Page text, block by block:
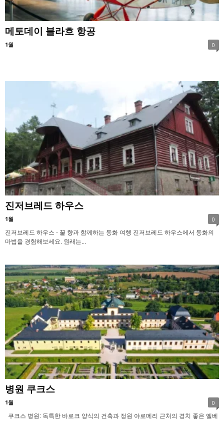
메토데이 블라흐 항공
1월 0
진저브레드 하우스
1월 0
진저브레드 하우스 - 꿀 향과 함께하는 동화 여행 진저브레드 하우스에서 동화의
마법을 경험해보세요. 원래는...
병원 쿠크스
1월 0
쿠크스 병원: 독특한 바로크 양식의 건축과 정원 야로메리 근처의 경치 좋은 엘베